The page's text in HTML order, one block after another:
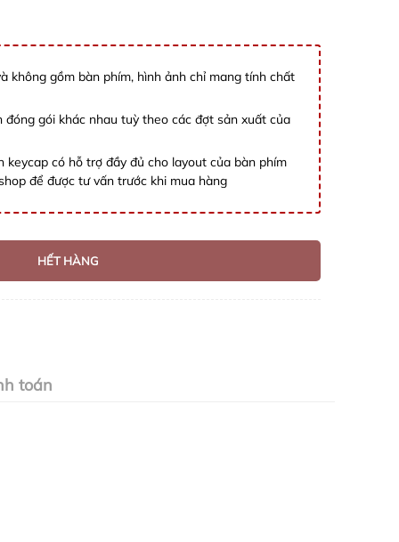
không gồm bàn phím, hình ảnh chỉ mang tính chất
đóng gói khác nhau tuỳ theo các đợt sản xuất của
keycap có hỗ trợ đầy đủ cho layout của bàn phím
để được tư vấn trước khi mua hàng
HẾT HÀNG
toán